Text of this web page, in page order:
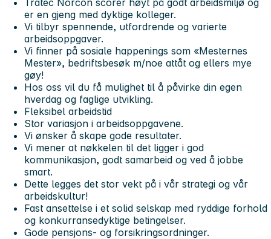
er en gjeng med dyktige kolleger.
Vi tilbyr spennende, utfordrende og varierte
arbeidsoppgaver.
Vi finner på sosiale happenings som «Mesternes
Mester», bedriftsbesøk m/noe attåt og ellers mye
gøy!
Hos oss vil du få mulighet til å påvirke din egen
hverdag og faglige utvikling.
Fleksibel arbeidstid
Stor variasjon i arbeidsoppgavene.
Vi ønsker å skape gode resultater.
Vi mener at nøkkelen til det ligger i god
kommunikasjon, godt samarbeid og ved å jobbe
smart.
Dette legges det stor vekt på i vår strategi og vår
arbeidskultur!
Fast ansettelse i et solid selskap med ryddige forhold
og konkurransedyktige betingelser.
Gode pensjons- og forsikringsordninger.